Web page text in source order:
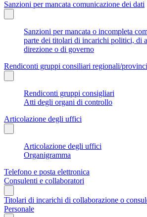
Sanzioni per mancata comunicazione dei dati
Sanzioni per mancata o incompleta
parte dei titolari di incarichi politici, di
direzione o di governo
Rendiconti gruppi consiliari regionali/
Rendiconti gruppi consigliari
Atti degli organi di controllo
Articolazione degli uffici
Articolazione degli uffici
Organigramma
Telefono e posta elettronica
Consulenti e collaboratori
Titolari di incarichi di collaborazione o
Personale